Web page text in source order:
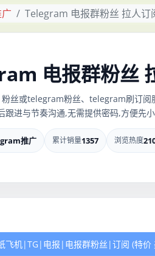
Telegram 电报群粉丝 拉人订
电报群粉丝
丝或telegram粉丝、telegram刷订阅
跟进与节奏沟通,无需提供密码,方便先
推广 累计销量1357 浏览热度
机|TG|电报|电报群粉丝|订阅 (特价